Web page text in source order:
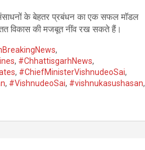
के बेहतर प्रबंधन का एक सफल मॉडल
विकास की मजबूत नींव रख सकते हैं।
,
, #ChhattisgarhNews,
, #ChiefMinisterVishnudeoSai,
, #VishnudeoSai, #vishnukasushasan,